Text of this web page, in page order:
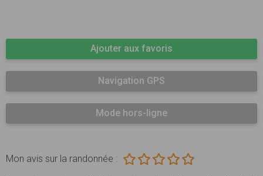
Ajouter aux favoris
Navigation GPS
Mode hors-ligne
Mon avis sur la randonnée :